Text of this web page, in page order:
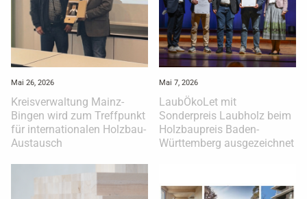
NEWS
KARRIERE
KONTAKT
Mai 26, 2026
Kreisverwaltung Mainz-
Bingen wird zum Treffpunkt
für internationalen Holzbau-
Austausch
Mai 7, 2026
LaubÖkoLet mit
Sonderpreis Laubholz beim
Holzbaupreis Baden-
Württemberg ausgezeichnet